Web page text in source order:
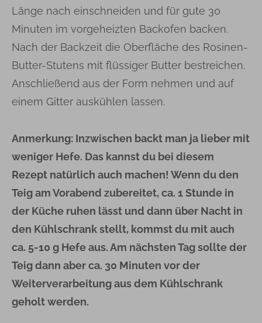
Länge nach einschneiden und für gute 30
Minuten im vorgeheizten Backofen backen.
Nach der Backzeit die Oberfläche des Rosinen-
Butter-Stutens mit flüssiger Butter bestreichen.
Anschließend aus der Form nehmen und auf
einem Gitter auskühlen lassen.
Anmerkung: Inzwischen backt man ja lieber mit
weniger Hefe. Das kannst du bei diesem
Rezept natürlich auch machen! Wenn du den
Teig am Vorabend zubereitet, ca. 1 Stunde in
der Küche ruhen lässt und dann über Nacht in
den Kühlschrank stellt, kommst du mit auch
ca. 5-10 g Hefe aus. Am nächsten Tag sollte der
Teig dann aber ca. 30 Minuten vor der
Weiterverarbeitung aus dem Kühlschrank
geholt werden.